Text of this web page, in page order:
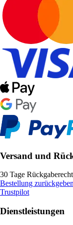
Versand und
30 Tage Rückgaberecht
Bestellung zurückgeben
Trustpilot
Dienstleistungen